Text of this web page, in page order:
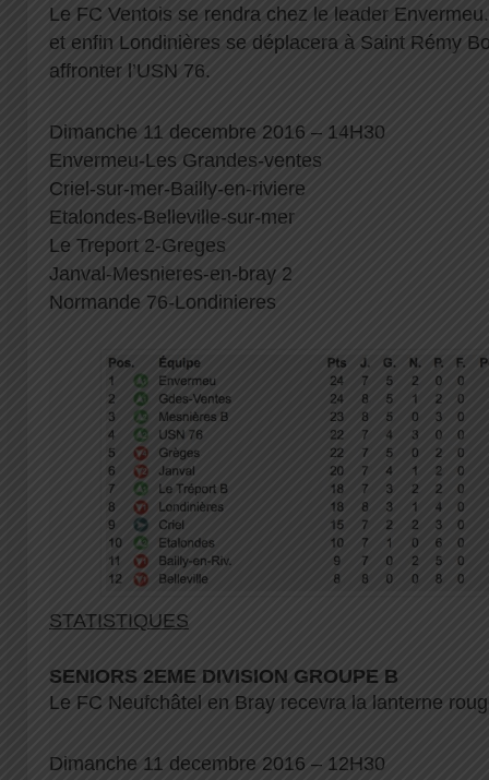
Le FC Ventois se rendra chez le leader
et enfin Londinières se déplacera à Saint Rémy
affronter l’USN 76.
Dimanche 11 decembre 2016 – 14H30
Envermeu-Les Grandes-ventes
Criel-sur-mer-Bailly-en-riviere
Etalondes-Belleville-sur-mer
Le Treport 2-Greges
Janval-Mesnieres-en-bray 2
Normande 76-Londinieres
STATISTIQUES
SENIORS 2EME DIVISION GROUPE B
Le FC Neufchâtel en Bray recevra la lanterne
Dimanche 11 decembre 2016 – 12H30